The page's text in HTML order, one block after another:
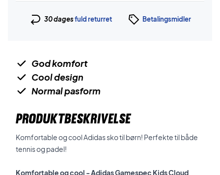
30 dagesfuld returret Betalingsmidler
God komfort
Cool design
Normal pasform
PRODUKTBESKRIVELSE
Komfortable og cool Adidas sko til børn! Perfekte til både
tennis og padel!
Komfortable og cool - Adidas Gamespec Kids Cloud